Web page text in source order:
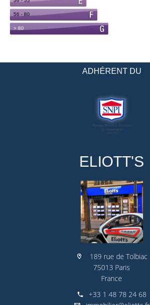
ADHÉRENT DU
ELIOTT'S
189 rue de Tolbiac
75013 Paris
France
+33 1 48 78 24 68